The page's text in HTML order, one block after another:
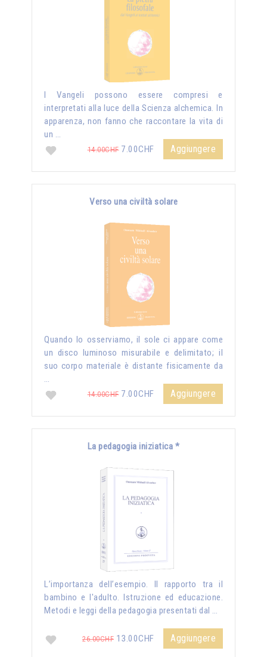
I Vangeli possono essere compresi e
interpretati alla luce della Scienza alchemica. In
apparenza, non fanno che raccontare la vita di
un …
14.00CHF7.00CHF Aggiungere
Verso una civiltà solare
Quando lo osserviamo, il sole ci appare come
un disco luminoso misurabile e delimitato; il
suo corpo materiale è distante fisicamente da
…
14.00CHF7.00CHF Aggiungere
La pedagogia iniziatica *
L’importanza dell’esempio. Il rapporto tra il
bambino e l'adulto. Istruzione ed educazione.
Metodi e leggi della pedagogia presentati dal …
26.00CHF 13.00CHF Aggiungere